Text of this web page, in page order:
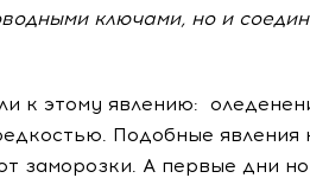
ключами, но и
к этому явлению:
Подобные явления
заморозки. А первые дни